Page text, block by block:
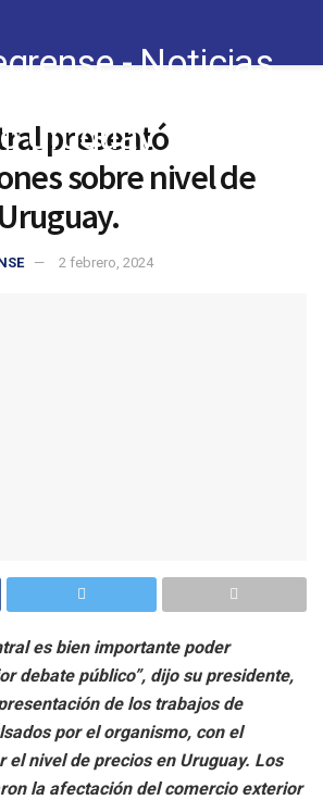
presentó
sobre nivel de
2 febrero, 2024
es bien importante poder
debate público”, dijo su presidente,
de los trabajos de
por el organismo, con el
el nivel de precios en Uruguay. Los
la afectación del comercio exterior